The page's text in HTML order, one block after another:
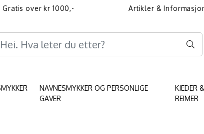
Gratis over kr 1000,- Artikler &
NAVNESMYKKER OG PERSONLIGE
GAVER
KJEDER &
REIMER